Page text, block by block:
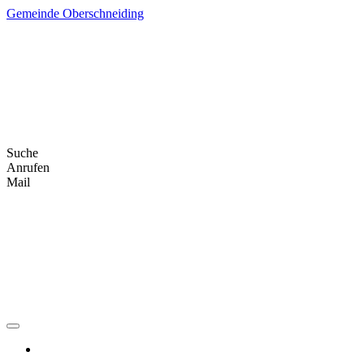
Skip
Gemeinde Oberschneiding
Suche
Anrufen
Mail